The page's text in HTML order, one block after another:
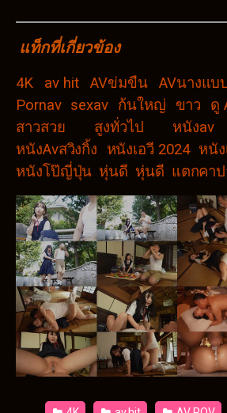
แท็กที่เกี่ยวข้อง
4K av hit AVข่มขืน AVนางแบ
Pornav sexav ก้นใหญ่ ขาว ดู
สาวสวย
สูงทั่วไป หนังav
หนังAvสวิงกิ้ง
หนังเอวี 2024 หนัง
หนังโป๊ญี่ปุ่น หุ่นดี หุ่นดี แตกคา